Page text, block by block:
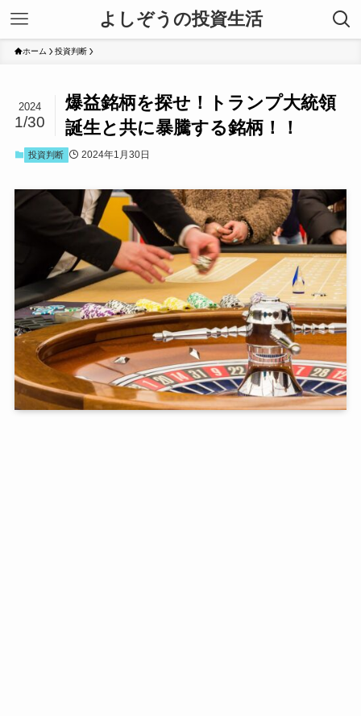
よしぞうの投資生活
ホーム 投資判断
爆益銘柄を探せ！トランプ大統領
誕生と共に暴騰する銘柄！！
2024
1/30
投資判断 2024年1月30日